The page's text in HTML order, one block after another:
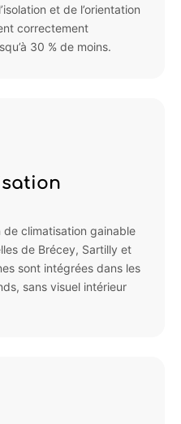
et de l’orientation
correctement
30 % de moins.
de climatisation gainable
de Brécey, Sartilly et
sont intégrées dans les
sans visuel intérieur